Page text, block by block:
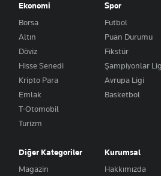
Ekonomi
Borsa
Altın
Döviz
Hisse Senedi
Kripto Para
Emlak
T-Otomobil
Turizm
Spor
Futbol
Puan Durumu
Fikstür
Şampiyonlar
Avrupa Ligi
Basketbol
Diğer Kategoriler
Magazin
Kurumsal
Hakkımızda